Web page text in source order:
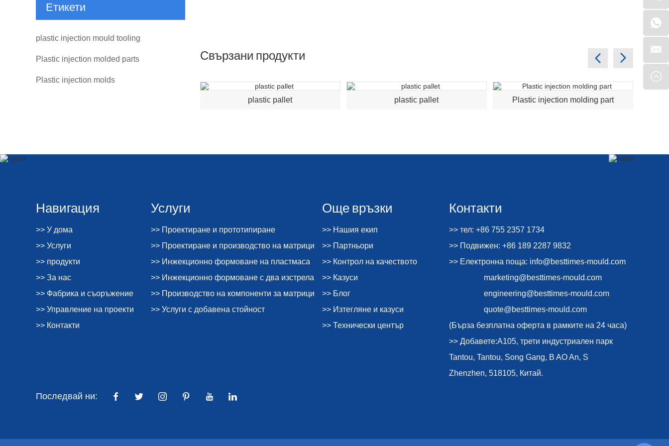
Свързани продукти
plastic pallet plastic pallet Plastic injection molding part
Етикети
plastic injection mould tooling
Plastic injection molded parts
Plastic injection molds
Навигация
>> У дома
>> Услуги
>> продукти
>> За нас
>> Фабрика и съоръжение
>> Управление на проекти
>> Контакти
Услуги
>> Проектиране и прототипиране
>> Проектиране и производство на матрици
>> Инжекционно формоване на пластмаса
>> Инжекционно формоване с два изстрела
>> Производство на компоненти за матрици
>> Услуги с добавена стойност
Още връзки
>> Нашия екип
>> Партньори
>> Контрол на качеството
>> Казуси
>> Блог
>> Изтегляне и казуси
>> Технически център
Контакти
>> тел: +86 755 2357 1734
>> Подвижен: +86 189 2287 9832
>> Електронна поща: info@besttimes-mould.com
marketing@besttimes-mould.com
engineering@besttimes-mould.com
quote@besttimes-mould.com
(Бърза безплатна оферта в рамките на 24 часа)
>> Добавете:A105, трети индустриален парк
Tantou, Tantou, Song Gang, B AO An, S
Zhenzhen, 518105, Китай.
Последвай ни: